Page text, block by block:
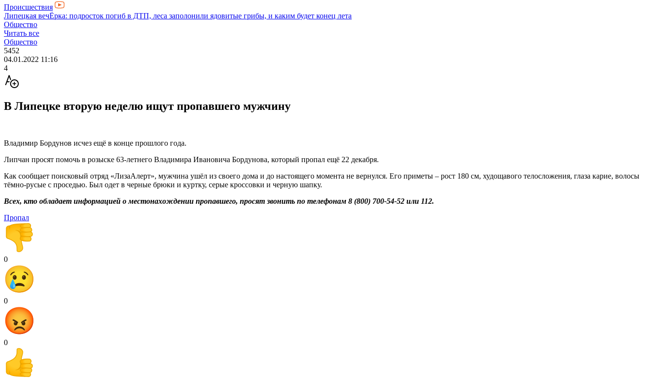
Происшествия
Липецкая вечЁрка: подросток погиб в ДТП, леса заполонили ядовитые грибы, и каким будет конец лета
Общество
Читать все
Общество
5452
04.01.2022 11:16
4
В Липецке вторую неделю ищут пропавшего мужчину
Владимир Бордунов исчез ещё в конце прошлого года.
Липчан просят помочь в розыске 63-летнего Владимира Ивановича Бордунова, который пропал ещё 22 декабря.
Как сообщает поисковый отряд «ЛизаАлерт», мужчина ушёл из своего дома и до настоящего момента не вернулся. Его приметы – рост 180 см, худощавого телосложения, глаза карие, волосы
тёмно-русые с проседью. Был одет в черные брюки и куртку, серые кроссовки и черную шапку.
Всех, кто обладает информацией о местонахождении пропавшего, просят звонить по телефонам 8 (800) 700-54-52 или 112.
Пропал
0
0
0